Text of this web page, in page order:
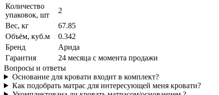
Количество
упаковок, шт
2
Вес, кг
67.85
Объём, куб.м
0.342
Бренд
Арида
Гарантия
24 месяца с момента продажи
Вопросы и ответы
Основание для кровати входит в комплект?
Как подобрать матрас для интересующей меня кровати?